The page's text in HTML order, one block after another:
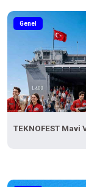
Genel
TEKNOFEST Mavi